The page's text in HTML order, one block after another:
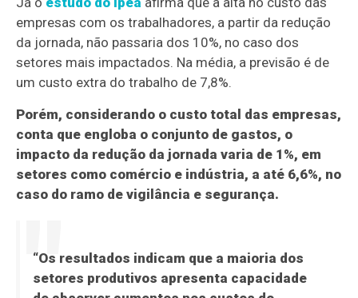
empresas com os trabalhadores, a partir da redução
da jornada, não passaria dos 10%, no caso dos
setores mais impactados. Na média, a previsão é de
um custo extra do trabalho de 7,8%.
Porém, considerando o custo total das empresas,
conta que engloba o conjunto de gastos, o
impacto da redução da jornada varia de 1%, em
setores como comércio e indústria, a até 6,6%, no
caso do ramo de vigilância e segurança.
“Os resultados indicam que a maioria dos
setores produtivos apresenta capacidade